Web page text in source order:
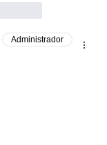
Administrador